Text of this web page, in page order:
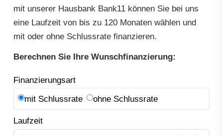
mit unserer Hausbank Bank11 können Sie bei uns
eine Laufzeit von bis zu 120 Monaten wählen und
mit oder ohne Schlussrate finanzieren.
Berechnen Sie Ihre Wunschfinanzierung:
Finanzierungsart
mit Schlussrate ohne Schlussrate
Laufzeit